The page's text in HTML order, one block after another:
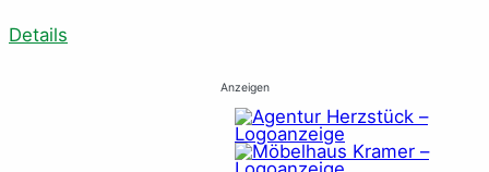
Details
Anzeigen